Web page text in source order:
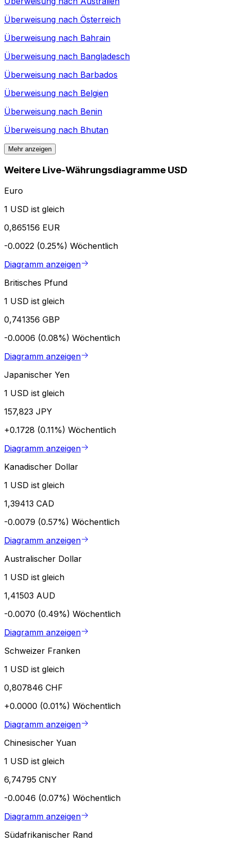
Überweisung nach Österreich
Überweisung nach Bahrain
Überweisung nach Bangladesch
Überweisung nach Barbados
Überweisung nach Belgien
Überweisung nach Benin
Überweisung nach Bhutan
Mehr anzeigen
Weitere Live-Währungsdiagramme USD
Euro
1 USD ist gleich
0,865156 EUR
-0.0022 (0.25%) Wöchentlich
Diagramm anzeigen
Britisches Pfund
1 USD ist gleich
0,741356 GBP
-0.0006 (0.08%) Wöchentlich
Diagramm anzeigen
Japanischer Yen
1 USD ist gleich
157,823 JPY
+0.1728 (0.11%) Wöchentlich
Diagramm anzeigen
Kanadischer Dollar
1 USD ist gleich
1,39413 CAD
-0.0079 (0.57%) Wöchentlich
Diagramm anzeigen
Australischer Dollar
1 USD ist gleich
1,41503 AUD
-0.0070 (0.49%) Wöchentlich
Diagramm anzeigen
Schweizer Franken
1 USD ist gleich
0,807846 CHF
+0.0000 (0.01%) Wöchentlich
Diagramm anzeigen
Chinesischer Yuan
1 USD ist gleich
6,74795 CNY
-0.0046 (0.07%) Wöchentlich
Diagramm anzeigen
Südafrikanischer Rand